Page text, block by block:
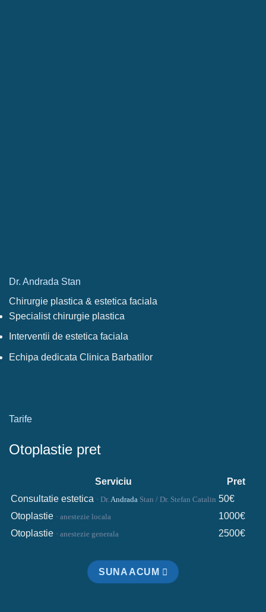
Dr. Andrada Stan
Chirurgie plastica & estetica faciala
Specialist chirurgie plastica
Interventii de estetica faciala
Echipa dedicata Clinica Barbatilor
Tarife
Otoplastie pret
Serviciu
Pret
Consultatie estetica · Dr. Andrada Stan / Dr. Stefan Catalin 50€
Otoplastie · anestezie locala
1000€
Otoplastie · anestezie generala 2500€
SUNA ACUM